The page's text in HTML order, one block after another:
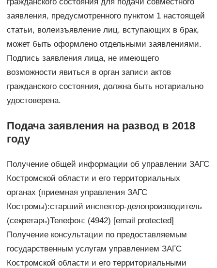
заявления, предусмотренного пунктом 1 настоящей
статьи, волеизъявление лиц, вступающих в брак,
может быть оформлено отдельными заявлениями.
Подпись заявления лица, не имеющего
возможности явиться в орган записи актов
гражданского состояния, должна быть нотариально
удостоверена.
Подача заявления на развод в 2018
году
Получение общей информации об управлении ЗАГС
Костромской области и его территориальных
органах (приемная управления ЗАГС
Костромы):старший инспектор-делопроизводитель
(секретарь)Телефон: (4942) [email protected]
Получение консультации по предоставляемым
государственным услугам управлением ЗАГС
Костромской области и его территориальными